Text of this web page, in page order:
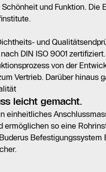
und Funktion. Die
und
DIN ISO 9001
von der
Vertrieb. Darüber hinaus
leicht gemacht.
einheitliches
ermöglichen so eine